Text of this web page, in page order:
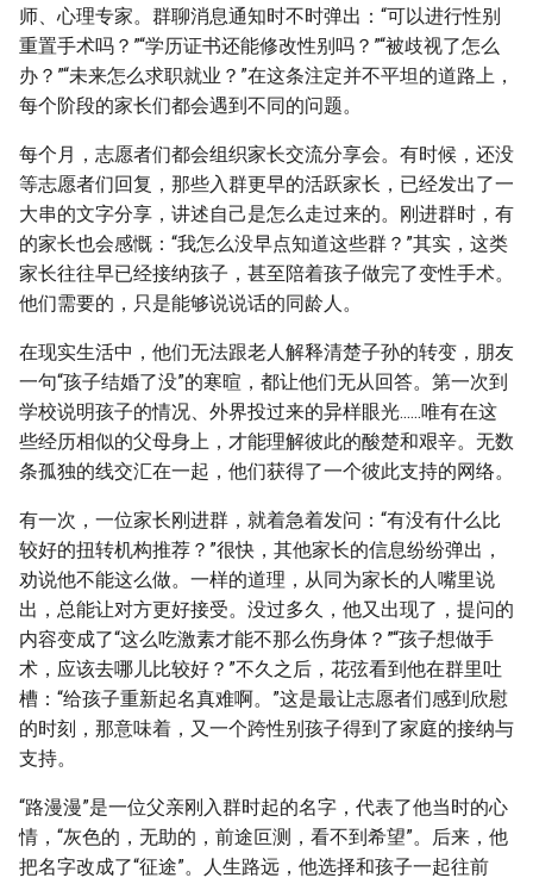
师、心理专家。群聊消息通知时不时弹出：“可以进行性别
重置手术吗？”“学历证书还能修改性别吗？”“被歧视了怎么
办？”“未来怎么求职就业？”在这条注定并不平坦的道路上，
每个阶段的家长们都会遇到不同的问题。
每个月，志愿者们都会组织家长交流分享会。有时候，还没
等志愿者们回复，那些入群更早的活跃家长，已经发出了一
大串的文字分享，讲述自己是怎么走过来的。刚进群时，有
的家长也会感慨：“我怎么没早点知道这些群？”其实，这类
家长往往早已经接纳孩子，甚至陪着孩子做完了变性手术。
他们需要的，只是能够说说话的同龄人。
在现实生活中，他们无法跟老人解释清楚子孙的转变，朋友
一句“孩子结婚了没”的寒暄，都让他们无从回答。第一次到
学校说明孩子的情况、外界投过来的异样眼光......唯有在这
些经历相似的父母身上，才能理解彼此的酸楚和艰辛。无数
条孤独的线交汇在一起，他们获得了一个彼此支持的网络。
有一次，一位家长刚进群，就着急着发问：“有没有什么比
较好的扭转机构推荐？”很快，其他家长的信息纷纷弹出，
劝说他不能这么做。一样的道理，从同为家长的人嘴里说
出，总能让对方更好接受。没过多久，他又出现了，提问的
内容变成了“这么吃激素才能不那么伤身体？”“孩子想做手
术，应该去哪儿比较好？”不久之后，花弦看到他在群里吐
槽：“给孩子重新起名真难啊。”这是最让志愿者们感到欣慰
的时刻，那意味着，又一个跨性别孩子得到了家庭的接纳与
支持。
“路漫漫”是一位父亲刚入群时起的名字，代表了他当时的心
情，“灰色的，无助的，前途叵测，看不到希望”。后来，他
把名字改成了“征途”。人生路远，他选择和孩子一起往前